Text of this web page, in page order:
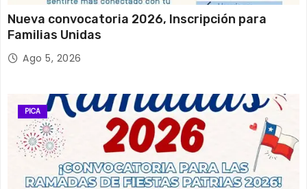
Nueva convocatoria 2026, Inscripción para
Familias Unidas
Ago 5, 2026
PICA